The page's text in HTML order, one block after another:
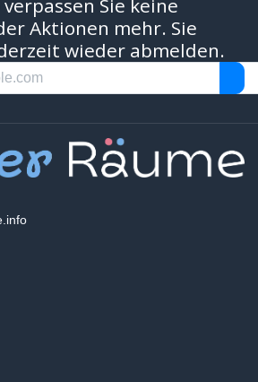
Sie keine
Aktionen mehr. Sie
wieder abmelden.